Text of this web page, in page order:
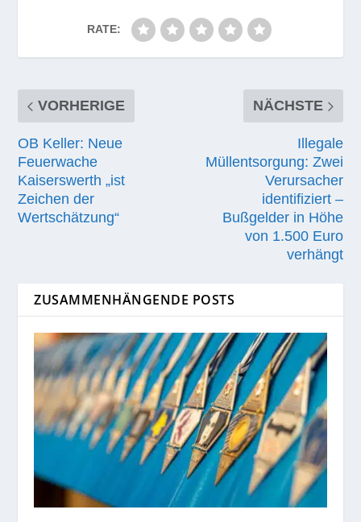
RATE:
VORHERIGE
OB Keller: Neue
Feuerwache
Kaiserswerth „ist
Zeichen der
Wertschätzung“
NÄCHSTE
Illegale
Müllentsorgung: Zwei
Verursacher
identifiziert –
Bußgelder in Höhe
von 1.500 Euro
verhängt
ZUSAMMENHÄNGENDE POSTS